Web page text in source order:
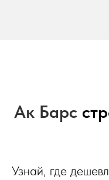
Ак Барс
Узнай, где